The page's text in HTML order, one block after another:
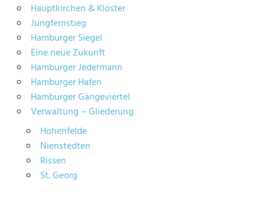
Hauptkirchen & Klöster
Jungfernstieg
Hamburger Siegel
Eine neue Zukunft
Hamburger Jedermann
Hamburger Hafen
Hamburger Gängeviertel
Verwaltung – Gliederung
Hohenfelde
Nienstedten
Rissen
St. Georg